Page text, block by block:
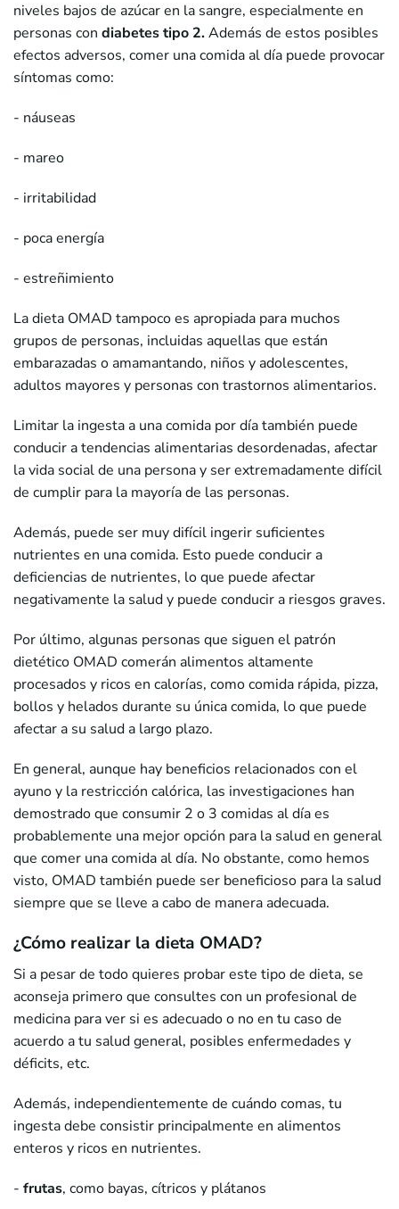
niveles bajos de azúcar en la sangre, especialmente en
personas con diabetes tipo 2.Además de estos posibles
efectos adversos, comer una comida al día puede provocar
síntomas como:
- náuseas
- mareo
- irritabilidad
- poca energía
- estreñimiento
La dieta OMAD tampoco es apropiada para muchos
grupos de personas, incluidas aquellas que están
embarazadas o amamantando, niños y adolescentes,
adultos mayores y personas con trastornos alimentarios.
Limitar la ingesta a una comida por día también puede
conducir a tendencias alimentarias desordenadas, afectar
la vida social de una persona y ser extremadamente difícil
de cumplir para la mayoría de las personas.
Además, puede ser muy difícil ingerir suficientes
nutrientes en una comida. Esto puede conducir a
deficiencias de nutrientes, lo que puede afectar
negativamente la salud y puede conducir a riesgos graves.
Por último, algunas personas que siguen el patrón
dietético OMAD comerán alimentos altamente
procesados y ricos en calorías, como comida rápida, pizza,
bollos y helados durante su única comida, lo que puede
afectar a su salud a largo plazo.
En general, aunque hay beneficios relacionados con el
ayuno y la restricción calórica, las investigaciones han
demostrado que consumir 2 o 3 comidas al día es
probablemente una mejor opción para la salud en general
que comer una comida al día. No obstante, como hemos
visto, OMAD también puede ser beneficioso para la salud
siempre que se lleve a cabo de manera adecuada.
¿Cómo realizar la dieta OMAD?
Si a pesar de todo quieres probar este tipo de dieta, se
aconseja primero que consultes con un profesional de
medicina para ver si es adecuado o no en tu caso de
acuerdo a tu salud general, posibles enfermedades y
déficits, etc.
Además, independientemente de cuándo comas, tu
ingesta debe consistir principalmente en alimentos
enteros y ricos en nutrientes.
- frutas, como bayas, cítricos y plátanos